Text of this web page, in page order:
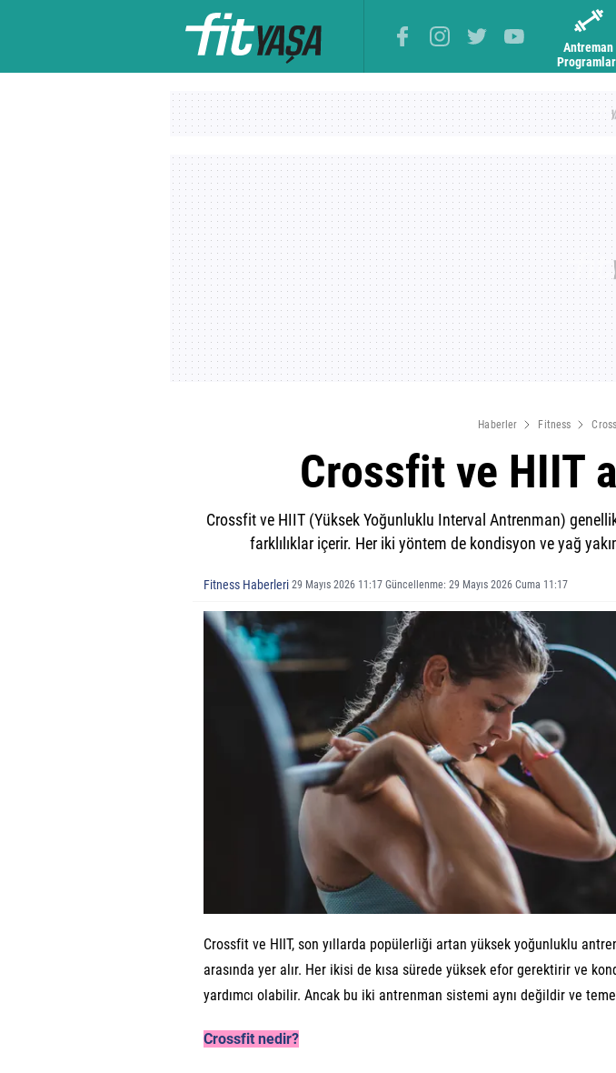
Antreman
Haberler Fitness
Crossfit ve HIIT
Crossfit ve HIIT (Yüksek Yoğunluklu Interval Antrenman)
farklılıklar içerir. Her iki yöntem de kondisyon ve yağ
Fitness Haberleri 29 Mayıs 2026 11:17 Güncellenme: 29 Mayıs 2026 Cuma 11:17
Crossfit ve HIIT, son yıllarda popülerliği artan yüksek yoğunluklu
arasında yer alır. Her ikisi de kısa sürede yüksek efor gerektirir ve
yardımcı olabilir. Ancak bu iki antrenman sistemi aynı değildir ve
Crossfit nedir?